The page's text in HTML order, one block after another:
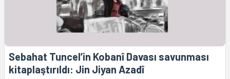
Sebahat Tuncel’in Kobanî Davası savunması
kitaplaştırıldı: Jin Jiyan Azadî